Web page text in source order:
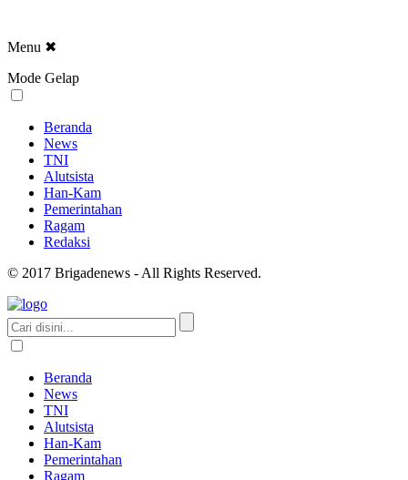
Menu ✖
Mode Gelap
Beranda
News
TNI
Alutsista
Han-Kam
Pemerintahan
Ragam
Redaksi
© 2017 Brigadenews - All Rights Reserved.
Beranda
News
TNI
Alutsista
Han-Kam
Pemerintahan
Ragam